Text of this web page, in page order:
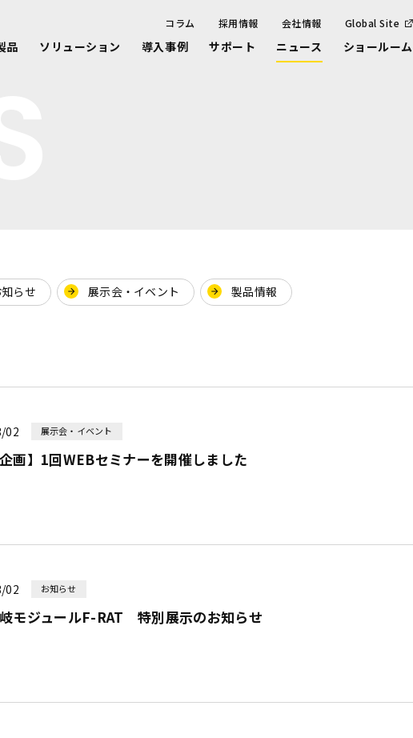
コラム 採用情報 会社情報 Global Site
品 ソリューション 導入事例 サポート ニュース ショールーム
知らせ 展示会・イベント 製品情報
02 展示会・イベント
企画】1回WEBセミナーを開催しました
02 お知らせ
モジュールF-RAT 特別展示のお知らせ